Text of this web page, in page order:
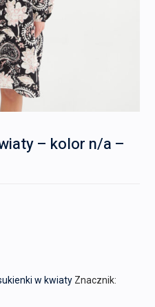
– kolor n/a –
w kwiaty Znacznik: